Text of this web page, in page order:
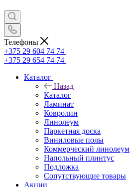
Телефоны
+375 29 604 74 74
+375 29 654 74 74
Каталог
Назад
Каталог
Ламинат
Ковролин
Линолеум
Паркетная доска
Виниловые полы
Коммерческий линолеум
Напольный плинтус
Подложка
Сопутствующие товары
Акции